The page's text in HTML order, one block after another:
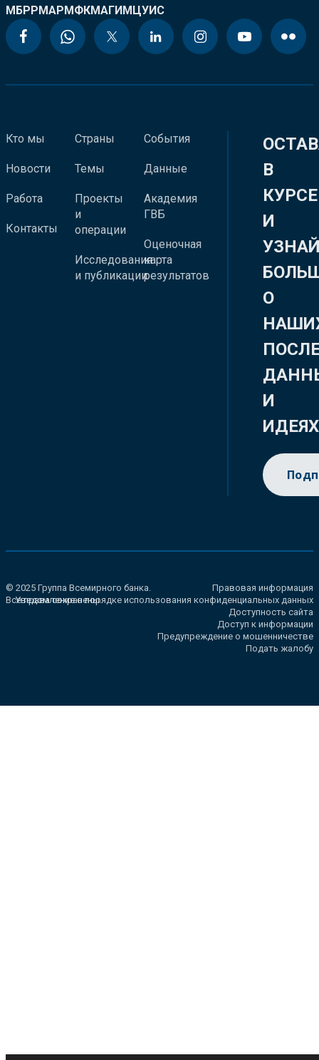
МБРРМАРМФКМАГИМЦУИС
Кто мы
Новости
Работа
Контакты
Страны
Темы
Проекты
и
операции
Исследования
и публикации
События
Данные
Академия
ГВБ
Оценочная
карта
результатов
В
КУРСЕ
И
О
И
ИДЕЯХ
© 2025 Группа Всемирного банка.
Все права сохранены.
Правовая информация
Уведомление о порядке использования конфиденциальных данных
Доступность сайта
Доступ к информации
Предупреждение о мошенничестве
Подать жалобу